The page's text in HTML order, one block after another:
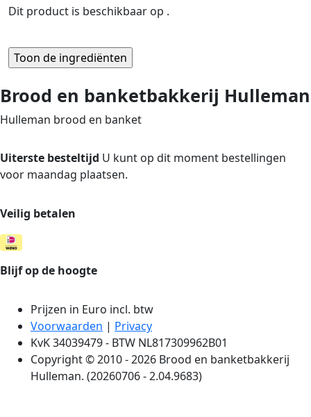
Dit product is beschikbaar op .
Brood en banketbakkerij Hulleman
Hulleman brood en banket
Uiterste besteltijd U kunt op dit moment bestellingen
voor maandag plaatsen.
Veilig betalen
Blijf op de hoogte
Prijzen in Euro incl. btw
Voorwaarden | Privacy
KvK 34039479 - BTW NL817309962B01
Copyright © 2010 - 2026 Brood en banketbakkerij
Hulleman. (20260706 - 2.04.9683)